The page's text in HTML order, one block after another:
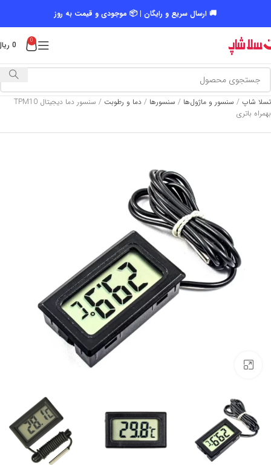
🚚 ارسال سریع و رایگان | 📦 موجودی و قیمت به روز
0
0
تسلا شاپ / سنسور و ماژول‌ها / سنسورها / دما و رطوبت /
سنسور دما دیجیتال TPM10
بهمراه باتری